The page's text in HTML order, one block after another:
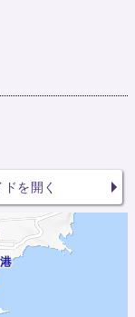
を開く